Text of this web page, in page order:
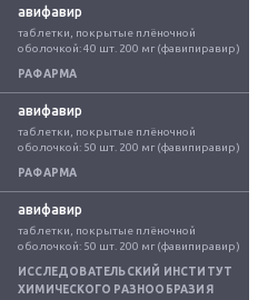
авифавир
таблетки, покрытые плёночной
оболочкой: 40 шт. 200 мг (фавипиравир)
РАФАРМА
авифавир
таблетки, покрытые плёночной
оболочкой: 50 шт. 200 мг (фавипиравир)
РАФАРМА
авифавир
таблетки, покрытые плёночной
оболочкой: 50 шт. 200 мг (фавипиравир)
ИССЛЕДОВАТЕЛЬСКИЙ ИНСТИТУТ
ХИМИЧЕСКОГО РАЗНООБРАЗИЯ